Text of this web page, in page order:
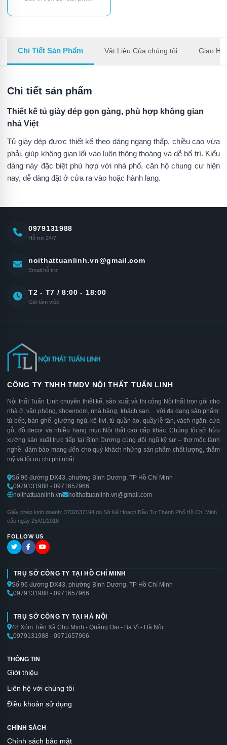
Chi Tiết Sản Phẩm Vật Liệu Của chúng tôi Giao
Chi tiết sản phẩm
Thiết kế tủ giày dép gọn gàng, phù hợp không gian
nhà Việt
Tủ giày dép được thiết kế theo dáng ngang thấp, chiều cao vừa
phải, giúp không gian lối vào luôn thông thoáng và dễ bố trí. Kiểu
dáng này đặc biệt phù hợp với nhà phố, căn hộ chung cư hiện
nay, dễ dàng đặt ở cửa ra vào hoặc hành lang.
0979131988
Hỗ trợ 24/7
noithattuanlinh.vn@gmail.com
Email hỗ trợ
T2 - T7 / 8:00 - 18:00
Giờ làm việc
CÔNG TY TNHH TMDV NỘI THẤT TUẤN LINH
Nội thất Tuấn Linh chuyên thiết kế, sản xuất và thi công Nội thất trọn gói cho
nhà ở, văn phòng, showroom, nhà hàng, khách sạn… với đa dạng sản phẩm:
tủ bếp, bàn ghế, giường ngủ, kệ tivi, tủ quần áo, quầy lễ tân, vách ngăn, cửa
gỗ, đồ decor và nhiều hạng mục Nội thất cao cấp khác. Chúng tôi sở hữu
xưởng sản xuất trực tiếp tại Bình Dương cùng đội ngũ kỹ sư – thợ mộc lành
nghề, đảm bảo mang đến cho quý khách những sản phẩm chất lượng, thẩm
mỹ và tối ưu chi phí nhất.
Số 96 đường DX43, phường Bình Dương, TP Hồ Chí Minh
0979131988 - 0971657966
noithattuanlinh.vn
noithattuanlinh.vn@gmail.com
Giấy phép kinh doanh: 3702637194 do Sở Kế Hoạch Đầu Tư Thành Phố Hồ Chí Minh
cấp ngày 25/01/2018
FOLLOW US
TRỤ SỞ CÔNG TY TẠI HỒ CHÍ MINH
Số 96 đường DX43, phường Bình Dương, TP Hồ Chí Minh
0979131988 - 0971657966
TRỤ SỞ CÔNG TY TẠI HÀ NỘI
48 Xóm Tiên Xã Chu Minh - Quảng Oai - Ba Vì - Hà Nội
0979131988 - 0971657966
THÔNG TIN
Giới thiệu
Liên hệ với chúng tôi
Điều khoản sử dụng
CHÍNH SÁCH
Chính sách bảo mật